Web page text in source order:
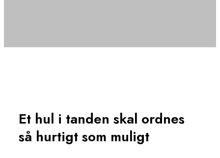
Et hul i tanden skal ordnes
så hurtigt som muligt